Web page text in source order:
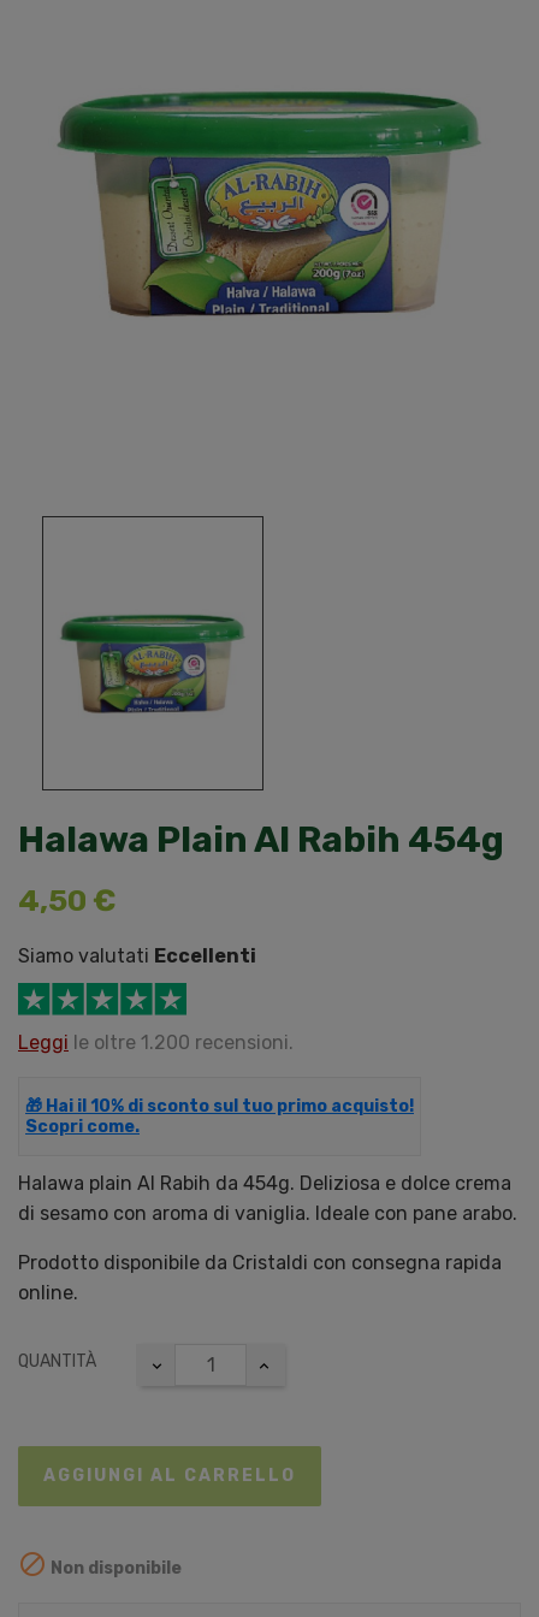
Halawa Plain Al Rabih 454g
4,50 €
Siamo valutati Eccellenti
Leggi le oltre 1.200 recensioni.
🎁 Hai il 10% di sconto sul tuo primo acquisto!
Scopri come.
Halawa plain Al Rabih da 454g. Deliziosa e dolce crema
di sesamo con aroma di vaniglia. Ideale con pane arabo.
Prodotto disponibile da Cristaldi con consegna rapida
online.
QUANTITÀ
AGGIUNGI AL CARRELLO
 Non disponibile